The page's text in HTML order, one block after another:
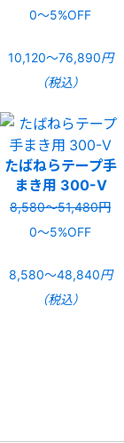
0〜5%OFF
10,120〜76,890円
（税込）
たばねらテープ手
まき用 300-V
8,580〜51,480円
0〜5%OFF
8,580〜48,840円
（税込）